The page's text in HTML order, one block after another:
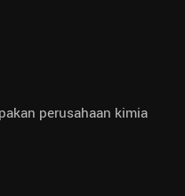
perusahaan kimia